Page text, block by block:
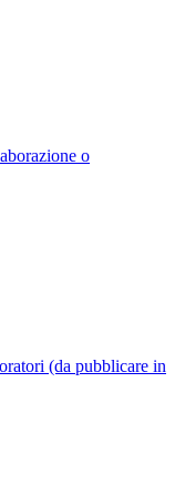
o
(da pubblicare in